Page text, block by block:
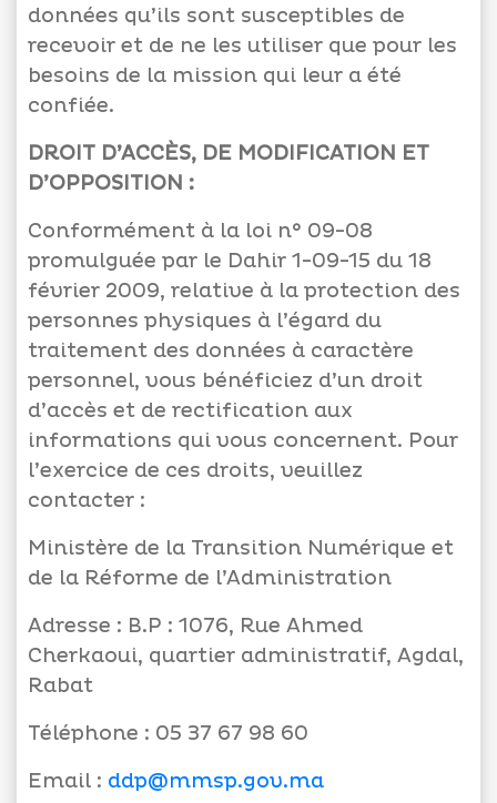
données qu’ils sont susceptibles de
recevoir et de ne les utiliser que pour les
besoins de la mission qui leur a été
confiée.
DROIT D’ACCÈS, DE MODIFICATION ET
D’OPPOSITION :
Conformément à la loi n° 09-08
promulguée par le Dahir 1-09-15 du 18
février 2009, relative à la protection des
personnes physiques à l’égard du
traitement des données à caractère
personnel, vous bénéficiez d’un droit
d’accès et de rectification aux
informations qui vous concernent. Pour
l’exercice de ces droits, veuillez
contacter :
Ministère de la Transition Numérique et
de la Réforme de l’Administration
Adresse : B.P : 1076, Rue Ahmed
Cherkaoui, quartier administratif, Agdal,
Rabat
Téléphone : 05 37 67 98 60
Email : ddp@mmsp.gov.ma